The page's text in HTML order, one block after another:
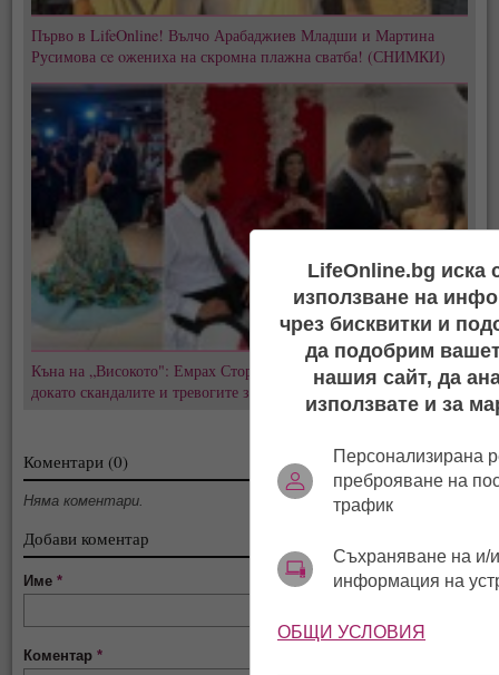
Първо в LifeOnline! Вълчо Арабаджиев Младши и Мартина
Русимова сe oжениха на скромна плажна сватба! (СНИМКИ)
Къна на „Високото": Емрах Стораро и Айлян преди сватбата,
докато скандалите и тревогите за Тони не стихват
Коментари (0)
Няма коментари.
Добави коментар
Име*
Коментар*
LifeOnline.bg иска
използване на
чрез бисквитки и
да подобрим
нашия сайт, да
използвате и за
Персонализирана
преброяване на
трафик
Съхраняване на и/
информация на
ОБЩИ УСЛОВИЯ